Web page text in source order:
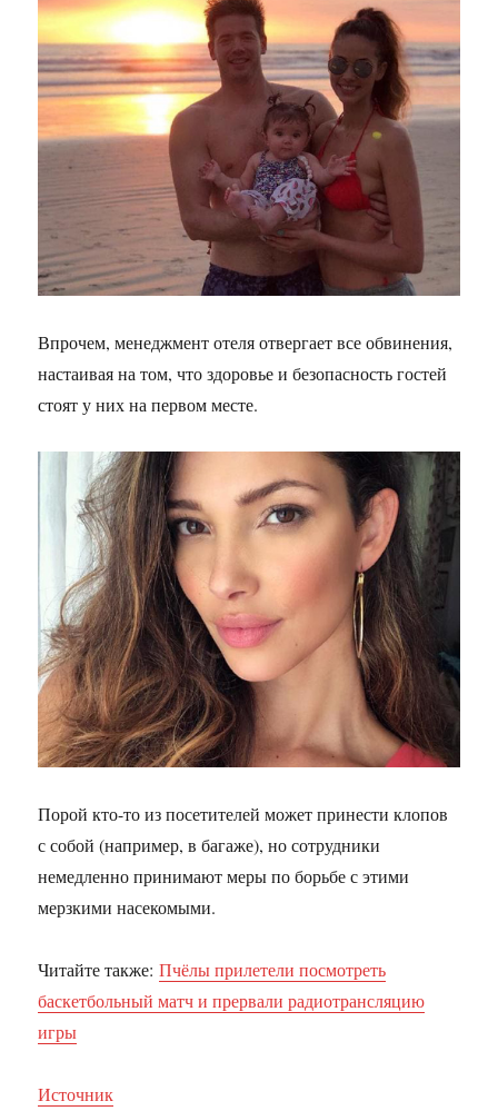
Впрочем, менеджмент отеля отвергает все обвинения,
настаивая на том, что здоровье и безопасность гостей
стоят у них на первом месте.
Порой кто-то из посетителей может принести клопов
с собой (например, в багаже), но сотрудники
немедленно принимают меры по борьбе с этими
мерзкими насекомыми.
Читайте также:Пчёлы прилетели посмотреть
баскетбольный матч и прервали радиотрансляцию
игры
Источник